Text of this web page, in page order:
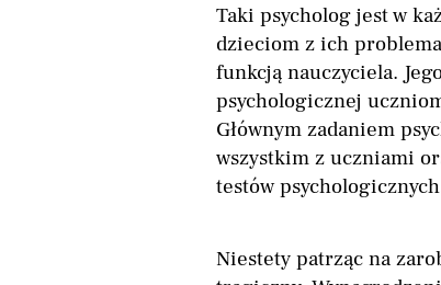
Taki psycholog jest w
dzieciom z ich
funkcją nauczyciela.
psychologicznej
Głównym zadaniem
wszystkim z uczniami
testów
Niestety patrząc na